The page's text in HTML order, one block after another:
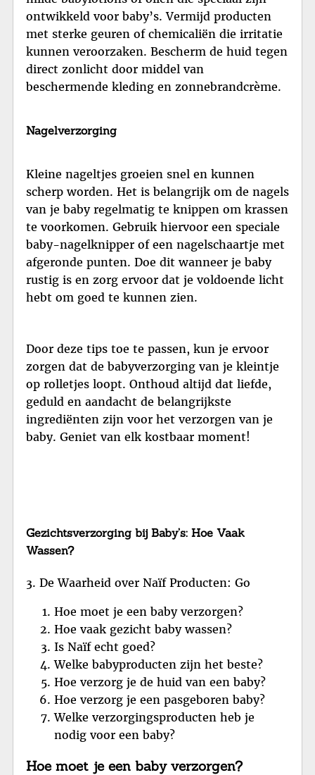
ontwikkeld voor baby’s. Vermijd producten
met sterke geuren of chemicaliën die irritatie
kunnen veroorzaken. Bescherm de huid tegen
direct zonlicht door middel van
beschermende kleding en zonnebrandcrème.
Nagelverzorging
Kleine nageltjes groeien snel en kunnen
scherp worden. Het is belangrijk om de nagels
van je baby regelmatig te knippen om krassen
te voorkomen. Gebruik hiervoor een speciale
baby-nagelknipper of een nagelschaartje met
afgeronde punten. Doe dit wanneer je baby
rustig is en zorg ervoor dat je voldoende licht
hebt om goed te kunnen zien.
Door deze tips toe te passen, kun je ervoor
zorgen dat de babyverzorging van je kleintje
op rolletjes loopt. Onthoud altijd dat liefde,
geduld en aandacht de belangrijkste
ingrediënten zijn voor het verzorgen van je
baby. Geniet van elk kostbaar moment!
Gezichtsverzorging bij Baby’s: Hoe Vaak
Wassen?
3. De Waarheid over Naïf Producten: Go
Hoe moet je een baby verzorgen?
Hoe vaak gezicht baby wassen?
Is Naïf echt goed?
Welke babyproducten zijn het beste?
Hoe verzorg je de huid van een baby?
Hoe verzorg je een pasgeboren baby?
Welke verzorgingsproducten heb je
nodig voor een baby?
Hoe moet je een baby verzorgen?